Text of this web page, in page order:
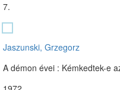
7.
Jaszunski, Grzegorz
A démon évei : Kémkedtek-e